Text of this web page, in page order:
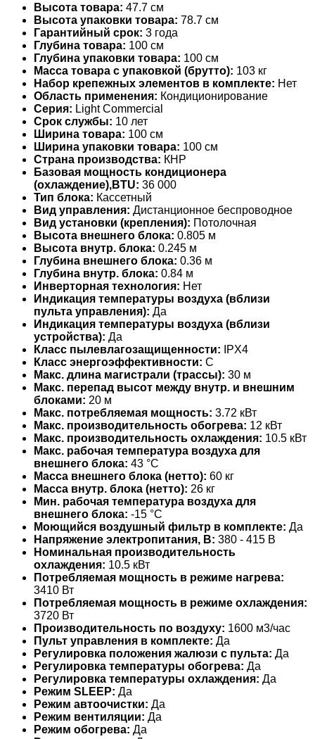
Высота товара: 47.7 см
Высота упаковки товара: 78.7 см
Гарантийный срок: 3 года
Глубина товара: 100 см
Глубина упаковки товара: 100 см
Масса товара с упаковкой (брутто): 103 кг
Набор крепежных элементов в комплекте: Нет
Область применения: Кондиционирование
Серия: Light Commercial
Срок службы: 10 лет
Ширина товара: 100 см
Ширина упаковки товара: 100 см
Страна производства: КНР
Базовая мощность кондиционера
(охлаждение),BTU: 36 000
Тип блока: Кассетный
Вид управления: Дистанционное беспроводное
Вид установки (крепления): Потолочная
Высота внешнего блока: 0.805 м
Высота внутр. блока: 0.245 м
Глубина внешнего блока: 0.36 м
Глубина внутр. блока: 0.84 м
Инверторная технология: Нет
Индикация температуры воздуха (вблизи
пульта управления): Да
Индикация температуры воздуха (вблизи
устройства): Да
Класс пылевлагозащищенности: IPX4
Класс энергоэффективности: C
Макс. длина магистрали (трассы): 30 м
Макс. перепад высот между внутр. и внешним
блоками: 20 м
Макс. потребляемая мощность: 3.72 кВт
Макс. производительность обогрева: 12 кВт
Макс. производительность охлаждения: 10.5 кВт
Макс. рабочая температура воздуха для
внешнего блока: 43 °С
Масса внешнего блока (нетто): 60 кг
Масса внутр. блока (нетто): 26 кг
Мин. рабочая температура воздуха для
внешнего блока: -15 °С
Моющийся воздушный фильтр в комплекте: Да
Напряжение электропитания, В: 380 - 415 В
Номинальная производительность
охлаждения: 10.5 кВт
Потребляемая мощность в режиме нагрева:
3410 Вт
Потребляемая мощность в режиме охлаждения:
3720 Вт
Производительность по воздуху: 1600 м3/час
Пульт управления в комплекте: Да
Регулировка положения жалюзи с пульта: Да
Регулировка температуры обогрева: Да
Регулировка температуры охлаждения: Да
Режим SLEEP: Да
Режим автоочистки: Да
Режим вентиляции: Да
Режим обогрева: Да